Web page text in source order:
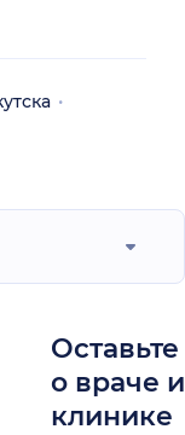
о враче
клинике